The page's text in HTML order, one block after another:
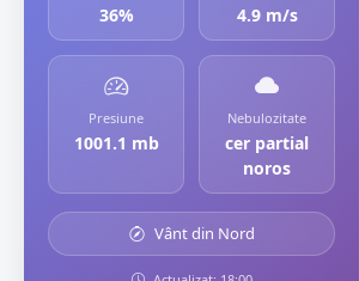
36% 4.9 m/s
Presiune
1001.1 mb
Nebulozitate
cer partial
noros
Vânt din Nord